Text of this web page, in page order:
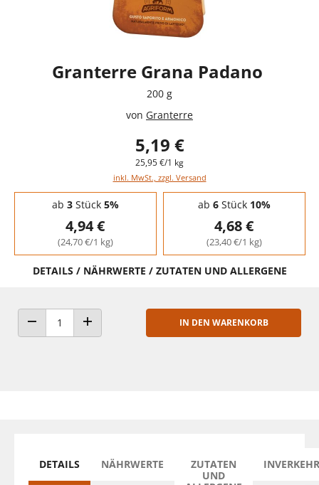
Granterre Grana Padano
200 g
von Granterre
5,19 €
25,95 €/1 kg
inkl. MwSt., zzgl. Versand
Staffelpreise - Mengenrabatt
ab 3Stück 5%
4,94 €
(24,70 €/1 kg)
ab 6Stück 10%
4,68 €
(23,40 €/1 kg)
DETAILS / NÄHRWERTE / ZUTATEN UND ALLERGENE
ANZAHL VERRINGERNANZAHL ERHÖHEN
IN DEN WARENKORB
DETAILS NÄHRWERTE
ZUTATEN
UND